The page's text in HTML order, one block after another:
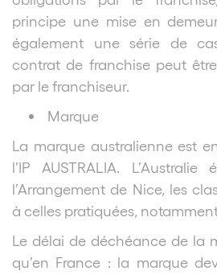
principe une mise en
également une série de
contrat de franchise peut
par le franchiseur.
Marque
La marque australienne est
l’IP AUSTRALIA.
l’Arrangement de Nice, les
à celles pratiquées,
Le délai de déchéance de la
qu’en France : la marque